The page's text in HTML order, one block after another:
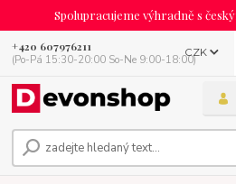
Spolupracujeme výhradně s
CZK
+420 607976211
(Po-Pá 15:30-20:00 So-Ne 9:00-18:00)